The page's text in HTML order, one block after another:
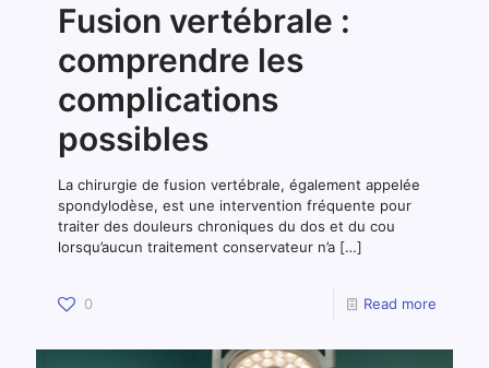
Fusion vertébrale :
comprendre les
complications
possibles
La chirurgie de fusion vertébrale, également appelée
spondylodèse, est une intervention fréquente pour
traiter des douleurs chroniques du dos et du cou
lorsqu’aucun traitement conservateur n’a […]
0 Read more